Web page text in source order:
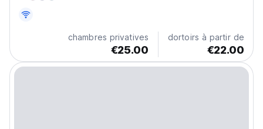
chambres privatives
€25.00
dortoirs à partir de
€22.00